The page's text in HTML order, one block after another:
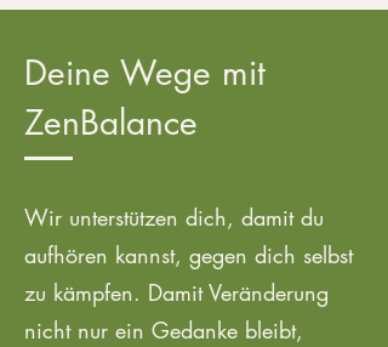
Deine Wege mit
ZenBalance
Wir unterstützen dich, damit du
aufhören kannst, gegen dich selbst
zu kämpfen. Damit Veränderung
nicht nur ein Gedanke bleibt,